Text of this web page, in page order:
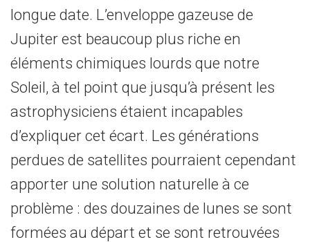
longue date. L’enveloppe gazeuse de
Jupiter est beaucoup plus riche en
éléments chimiques lourds que notre
Soleil, à tel point que jusqu’à présent les
astrophysiciens étaient incapables
d’expliquer cet écart. Les générations
perdues de satellites pourraient cependant
apporter une solution naturelle à ce
problème : des douzaines de lunes se sont
formées au départ et se sont retrouvées